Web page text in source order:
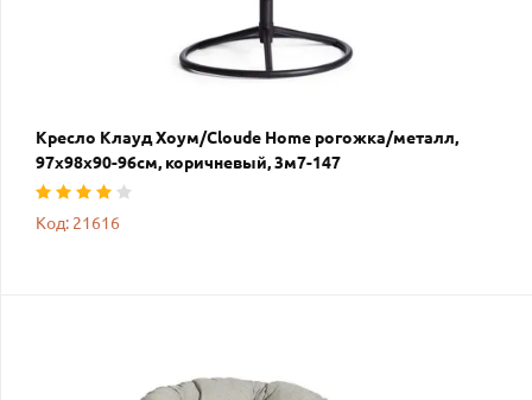
Кресло Клауд Хоум/Cloude Home рогожка/металл,
97х98х90-96см, коричневый, 3м7-147
Код: 21616